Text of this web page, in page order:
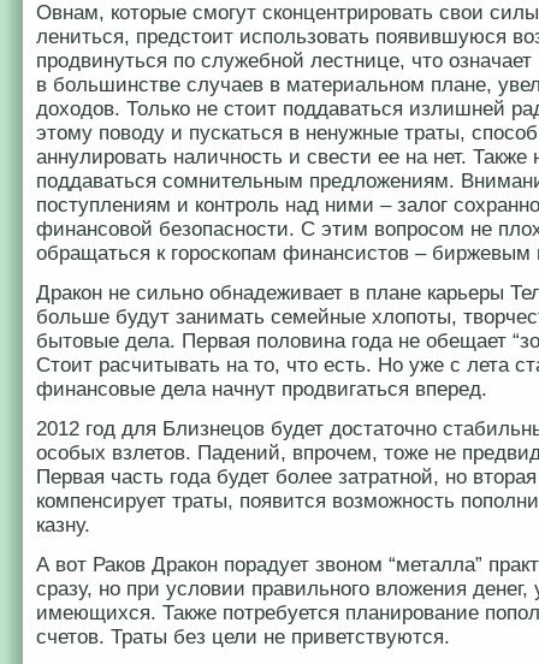
Овнам, которые смогут сконцентрировать свои
лениться, предстоит использовать появившуюся
продвинуться по служебной лестнице, что
в большинстве случаев в материальном плане,
доходов. Только не стоит поддаваться излишней
этому поводу и пускаться в ненужные траты,
аннулировать наличность и свести ее на нет. Также
поддаваться сомнительным предложениям.
поступлениям и контроль над ними – залог
финансовой безопасности. С этим вопросом не
обращаться к гороскопам финансистов – биржевым
Дракон не сильно обнадеживает в плане карьеры
больше будут занимать семейные хлопоты,
бытовые дела. Первая половина года не обещает
Стоит расчитывать на то, что есть. Но уже с лета
финансовые дела начнут продвигаться вперед.
2012 год для Близнецов будет достаточно
особых взлетов. Падений, впрочем, тоже не
Первая часть года будет более затратной, но
компенсирует траты, появится возможность
казну.
А вот Раков Дракон порадует звоном “металла”
сразу, но при условии правильного вложения денег,
имеющихся. Также потребуется планирование
счетов. Траты без цели не приветствуются.